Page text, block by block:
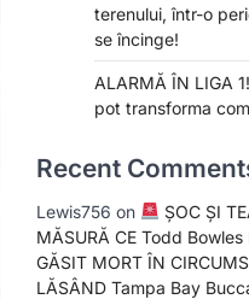
terenului, într-o
se încinge!
ALARMĂ ÎN LIGA
pot transforma
Recent
Lewis756 on
ȘOC ȘI
MĂSURĂ CE Todd Bowles
GĂSIT MORT ÎN
LĂSÂND Tampa Bay